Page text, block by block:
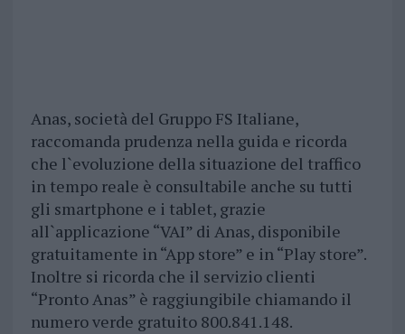
Anas, società del Gruppo FS Italiane,
raccomanda prudenza nella guida e ricorda
che l`evoluzione della situazione del traffico
in tempo reale è consultabile anche su tutti
gli smartphone e i tablet, grazie
all`applicazione “VAI” di Anas, disponibile
gratuitamente in “App store” e in “Play store”.
Inoltre si ricorda che il servizio clienti
“Pronto Anas” è raggiungibile chiamando il
numero verde gratuito 800.841.148.